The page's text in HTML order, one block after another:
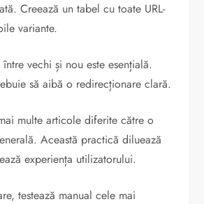
Creează un tabel cu toate URL-
variante.
vechi și nou este esențială.
să aibă o redirecționare clară.
multe articole diferite către o
Această practică diluează
experiența utilizatorului.
testează manual cele mai